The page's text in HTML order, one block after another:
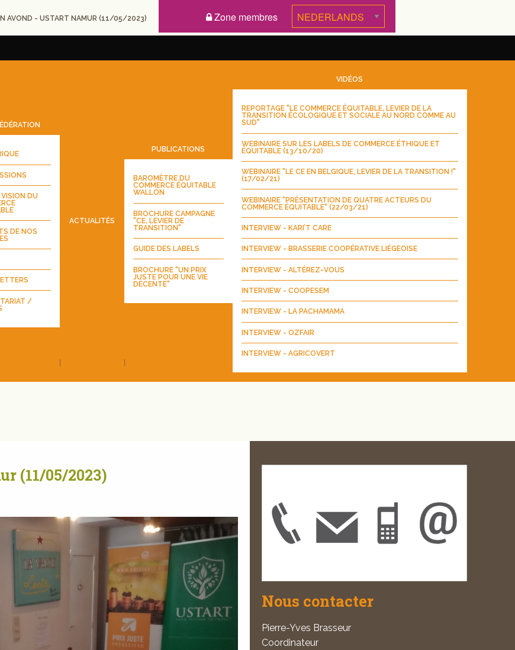
AVOND - USTART NAMUR (11/05/2023) Zone membres
DU
DE NOS
/
ACTUALITÉS
PUBLICATIONS
BAROMÈTRE DU
COMMERCE ÉQUITABLE
WALLON
BROCHURE CAMPAGNE
"CE, LEVIER DE
TRANSITION"
GUIDE DES LABELS
BROCHURE "UN PRIX
JUSTE POUR UNE VIE
DÉCENTE"
VIDÉOS
REPORTAGE "LE COMMERCE ÉQUITABLE, LEVIER DE LA
TRANSITION ÉCOLOGIQUE ET SOCIALE AU NORD COMME AU
SUD"
WEBINAIRE SUR LES LABELS DE COMMERCE ÉTHIQUE ET
ÉQUITABLE (13/10/20)
WEBINAIRE "LE CE EN BELGIQUE, LEVIER DE LA TRANSITION !"
(17/02/21)
WEBINAIRE "PRÉSENTATION DE QUATRE ACTEURS DU
COMMERCE ÉQUITABLE" (22/03/21)
INTERVIEW - KARI’T CARE
INTERVIEW - BRASSERIE COOPÉRATIVE LIÉGEOISE
INTERVIEW - ALTÉREZ-VOUS
INTERVIEW - COOPESEM
INTERVIEW - LA PACHAMAMA
INTERVIEW - OZFAIR
INTERVIEW - AGRICOVERT
(11/05/2023)
Nous contacter
Pierre-Yves Brasseur
Coordinateur